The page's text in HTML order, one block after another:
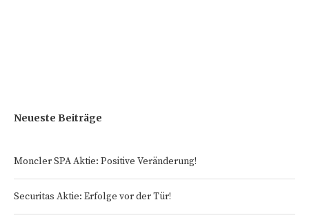
Neueste Beiträge
Moncler SPA Aktie: Positive Veränderung!
Securitas Aktie: Erfolge vor der Tür!